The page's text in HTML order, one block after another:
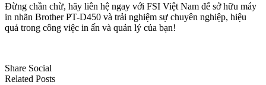
Đừng chần chừ, hãy liên hệ ngay với FSI Việt Nam để sở hữu máy
in nhãn Brother PT-D450 và trải nghiệm sự chuyên nghiệp, hiệu
quả trong công việc in ấn và quản lý của bạn!
Share Social
Related Posts